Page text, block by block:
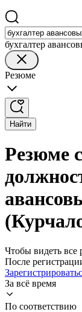
бухгалтер
Резюме
Найти
Резюме
Чтобы видеть все
После
За всё время
По соответствию